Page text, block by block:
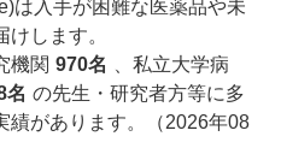
は入手が困難な医薬品や未
します。
機関 970名
、私立大学病
名 の先生・研究者方等に多
績があります。（2026年08